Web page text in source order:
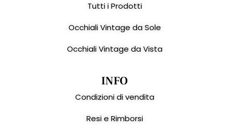
INFO
Condizioni di vendita
Resi e Rimborsi
Tutti i Prodotti
Occhiali Vintage da Sole
Occhiali Vintage da Vista